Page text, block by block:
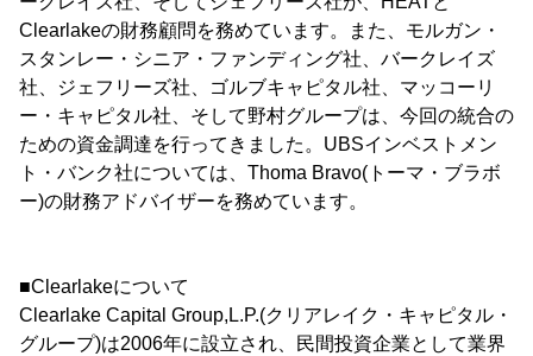
Clearlakeの財務顧問を務めています。また、モルガン・
スタンレー・シニア・ファンディング社、バークレイズ
社、ジェフリーズ社、ゴルブキャピタル社、マッコーリ
ー・キャピタル社、そして野村グループは、今回の統合の
ための資金調達を行ってきました。UBSインベストメン
ト・バンク社については、Thoma Bravo(トーマ・ブラボ
ー)の財務アドバイザーを務めています。
■Clearlakeについて
Clearlake Capital Group,L.P.(クリアレイク・キャピタル・
グループ)は2006年に設立され、民間投資企業として業界